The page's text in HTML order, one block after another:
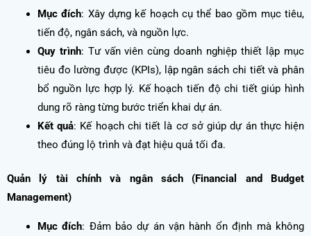
Mục đích: Xây dựng kế hoạch cụ thể bao gồm mục tiêu,
tiến độ, ngân sách, và nguồn lực.
Quy trình: Tư vấn viên cùng doanh nghiệp thiết lập mục
tiêu đo lường được (KPIs), lập ngân sách chi tiết và phân
bổ nguồn lực hợp lý. Kế hoạch tiến độ chi tiết giúp hình
dung rõ ràng từng bước triển khai dự án.
Kết quả: Kế hoạch chi tiết là cơ sở giúp dự án thực hiện
theo đúng lộ trình và đạt hiệu quả tối đa.
Quản lý tài chính và ngân sách (Financial and Budget
Management)
Mục đích: Đảm bảo dự án vận hành ổn định mà không